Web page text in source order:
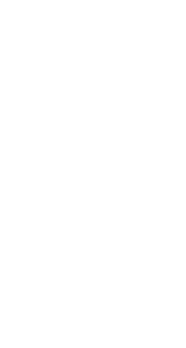
Tread Lightly! is a U.S.-
mission to promote